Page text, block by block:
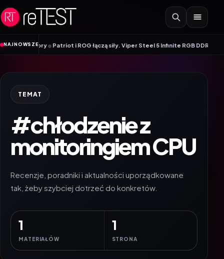
Przejdź do treści
NAJNOWSZE
monitory•Patriot i ROG łączą siły. Viper Steel 5 Infinite RGB DDR5 ROG
TEMAT
#chłodzenie z
monitoringiem CPU
Recenzje, poradniki i aktualności uporządkowane
tak, żeby szybciej dotrzeć do konkretów.
1
MATERIAŁÓW
1
STRONA